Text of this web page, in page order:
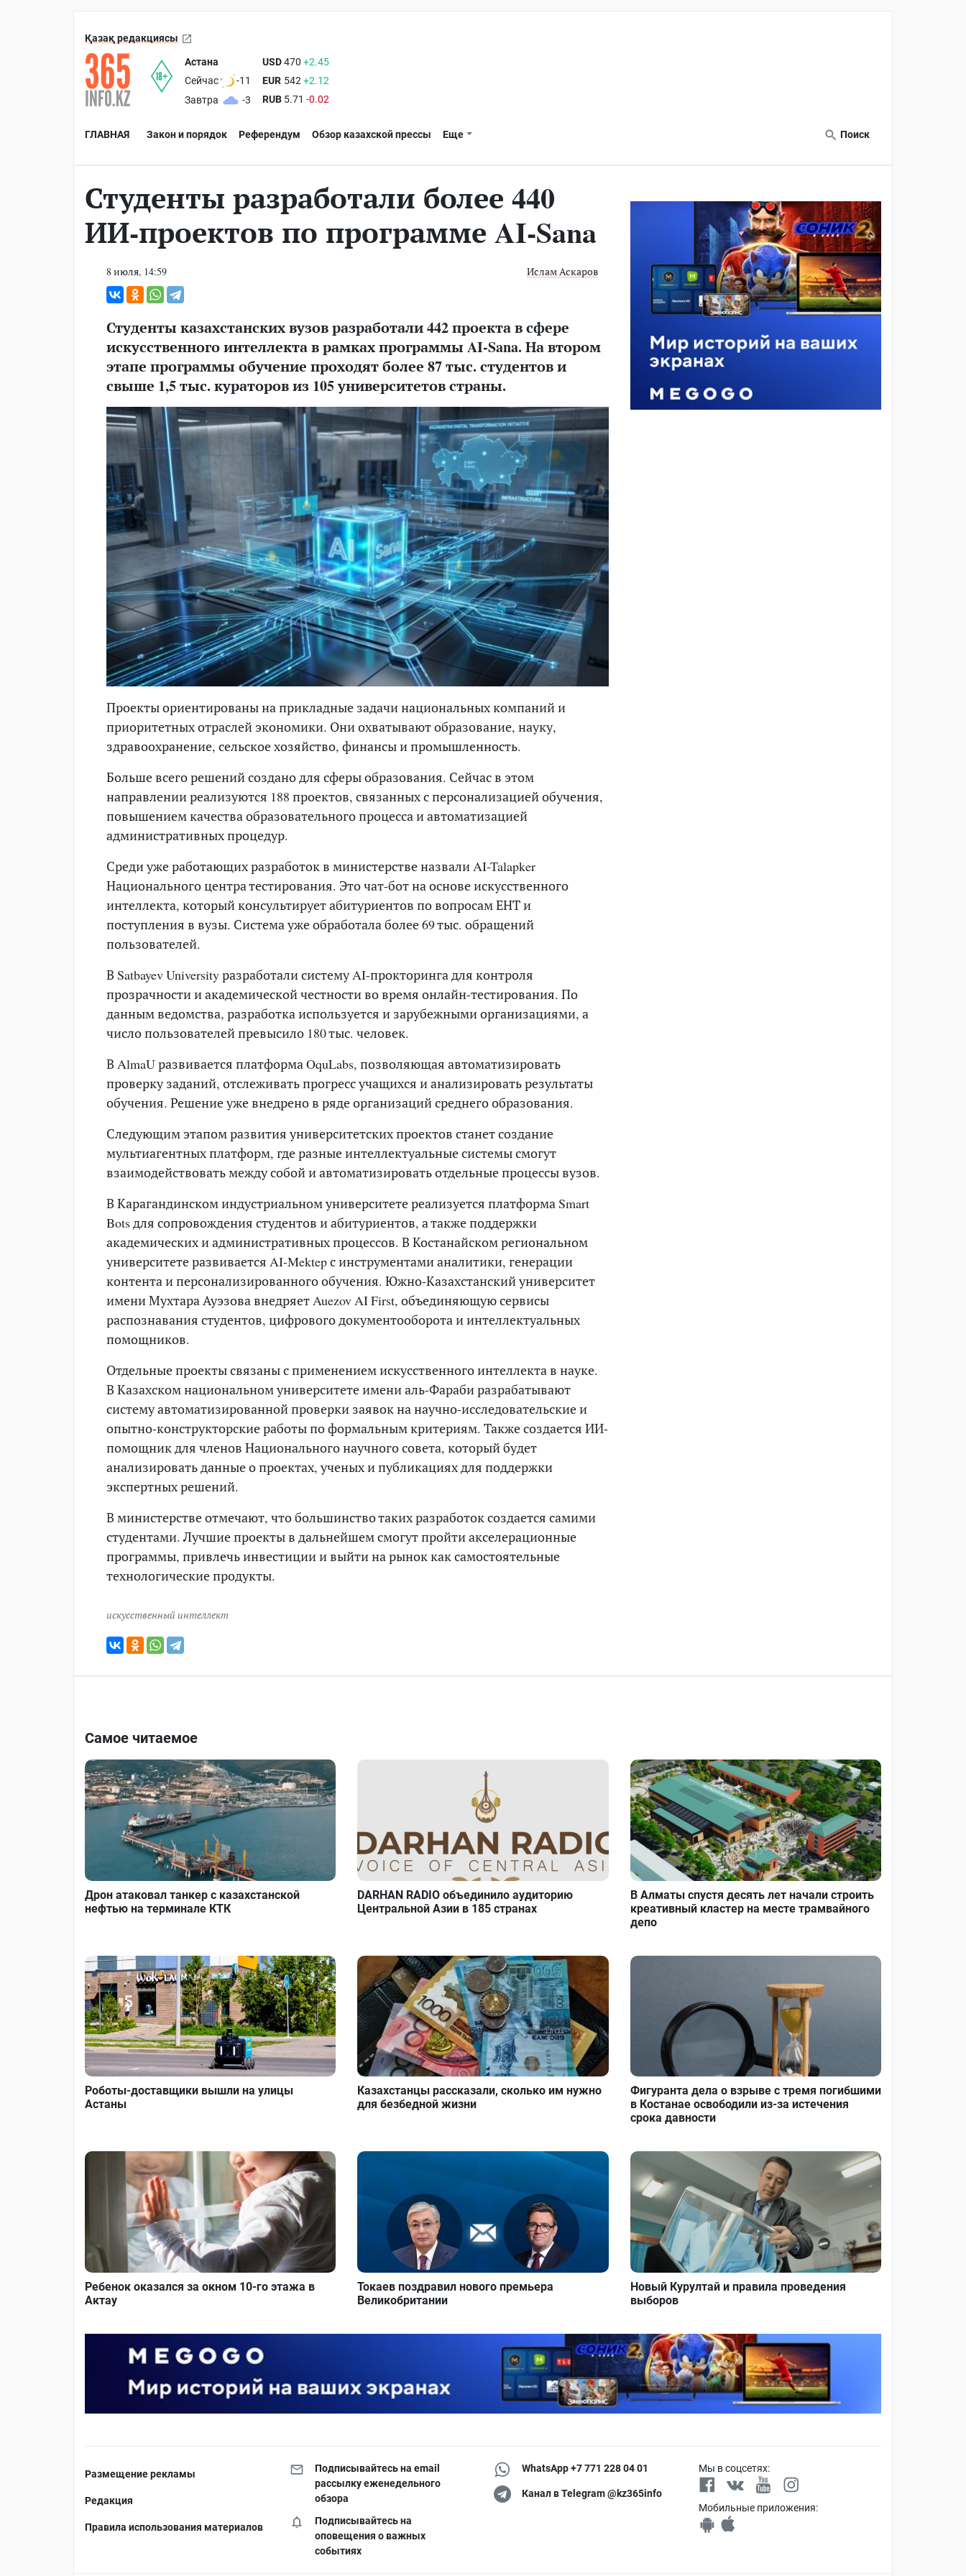
Қазақ редакциясы
Астана
Сейчас
-11
Завтра
-3
USD470 +2.45
EUR 542 +2.12
RUB 5.71 -0.02
ГЛАВНАЯ Закон и порядок Референдум Обзор казахской прессы Еще Поиск
Студенты разработали более 440
ИИ-проектов по программе AI-Sana
8 июля, 14:59 Ислам Аскаров
Студенты казахстанских вузов разработали 442 проекта в сфере
искусственного интеллекта в рамках программы AI-Sana. На втором
этапе программы обучение проходят более 87 тыс. студентов и
свыше 1,5 тыс. кураторов из 105 университетов страны.
Проекты ориентированы на прикладные задачи национальных компаний и
приоритетных отраслей экономики. Они охватывают образование, науку,
здравоохранение, сельское хозяйство, финансы и промышленность.
Больше всего решений создано для сферы образования. Сейчас в этом
направлении реализуются 188 проектов, связанных с персонализацией обучения,
повышением качества образовательного процесса и автоматизацией
административных процедур.
Среди уже работающих разработок в министерстве назвали AI-Talapker
Национального центра тестирования. Это чат-бот на основе искусственного
интеллекта, который консультирует абитуриентов по вопросам ЕНТ и
поступления в вузы. Система уже обработала более 69 тыс. обращений
пользователей.
В Satbayev University разработали систему AI-прокторинга для контроля
прозрачности и академической честности во время онлайн-тестирования. По
данным ведомства, разработка используется и зарубежными организациями, а
число пользователей превысило 180 тыс. человек.
В AlmaU развивается платформа OquLabs, позволяющая автоматизировать
проверку заданий, отслеживать прогресс учащихся и анализировать результаты
обучения. Решение уже внедрено в ряде организаций среднего образования.
Следующим этапом развития университетских проектов станет создание
мультиагентных платформ, где разные интеллектуальные системы смогут
взаимодействовать между собой и автоматизировать отдельные процессы вузов.
В Карагандинском индустриальном университете реализуется платформа Smart
Bots для сопровождения студентов и абитуриентов, а также поддержки
академических и административных процессов. В Костанайском региональном
университете развивается AI-Mektep с инструментами аналитики, генерации
контента и персонализированного обучения. Южно-Казахстанский университет
имени Мухтара Ауэзова внедряет Auezov AI First, объединяющую сервисы
распознавания студентов, цифрового документооборота и интеллектуальных
помощников.
Отдельные проекты связаны с применением искусственного интеллекта в науке.
В Казахском национальном университете имени аль-Фараби разрабатывают
систему автоматизированной проверки заявок на научно-исследовательские и
опытно-конструкторские работы по формальным критериям. Также создается ИИ-
помощник для членов Национального научного совета, который будет
анализировать данные о проектах, ученых и публикациях для поддержки
экспертных решений.
В министерстве отмечают, что большинство таких разработок создается самими
студентами. Лучшие проекты в дальнейшем смогут пройти акселерационные
программы, привлечь инвестиции и выйти на рынок как самостоятельные
технологические продукты.
искусственный интеллект
Самое читаемое
Дрон атаковал танкер с казахстанской
нефтью на терминале КТК
DARHAN RADIO объединило аудиторию
Центральной Азии в 185 странах
В Алматы спустя десять лет начали строить
креативный кластер на месте трамвайного
депо
Роботы-доставщики вышли на улицы
Астаны
Казахстанцы рассказали, сколько им нужно
для безбедной жизни
Фигуранта дела о взрыве с тремя погибшими
в Костанае освободили из-за истечения
срока давности
Ребенок оказался за окном 10-го этажа в
Актау
Токаев поздравил нового премьера
Великобритании
Новый Курултай и правила проведения
выборов
Размещение рекламы
Редакция
Правила использования материалов
Подписывайтесь на email
рассылку еженедельного
обзора
Подписывайтесь на
оповещения о важных
событиях
WhatsApp +7 771 228 04 01
Канал в Telegram @kz365info
Мы в соцсетях:
Мобильные приложения: